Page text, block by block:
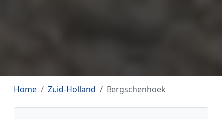
Home Zuid-Holland Bergschenhoek